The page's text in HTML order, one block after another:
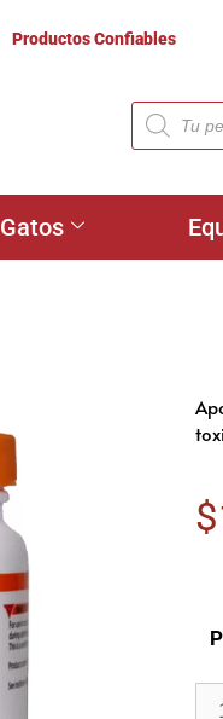
Productos Confiables
Gatos
$